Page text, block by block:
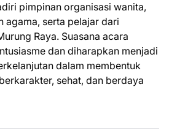
pimpinan organisasi wanita,
agama, serta pelajar dari
Raya. Suasana acara
dan diharapkan menjadi
dalam membentuk
sehat, dan berdaya